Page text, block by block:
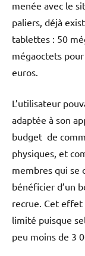
menée avec le
paliers, déjà
tablettes : 50
mégaoctets
euros.
L’utilisateur
adaptée à son
budget de
physiques, et
membres qui se
bénéficier d’un
recrue. Cet
limité puisque
peu moins de 3